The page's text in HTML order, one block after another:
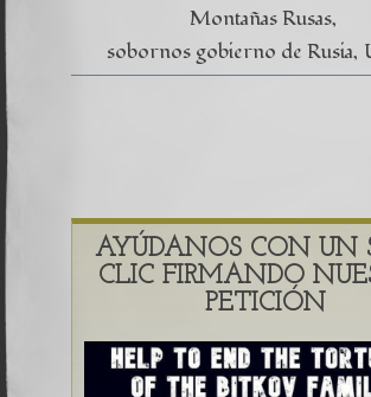
Montañas Rusas
sobornos gobierno de Rusia
AYÚDANOS CON UN
CLIC FIRMANDO
PETICIÓN